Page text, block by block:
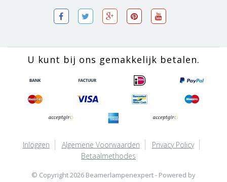
U kunt bij ons gemakkelijk betalen.
Inloggen Algemene Voorwaarden
Privacy Policy
Betaalmethodes
© Copyright 2026 Beamerlampenexpert - Powered by